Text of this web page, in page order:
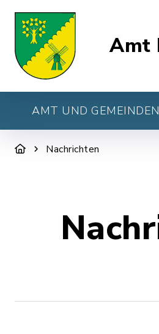
Amt
AMT UND GEMEINDEN
Nachrichten